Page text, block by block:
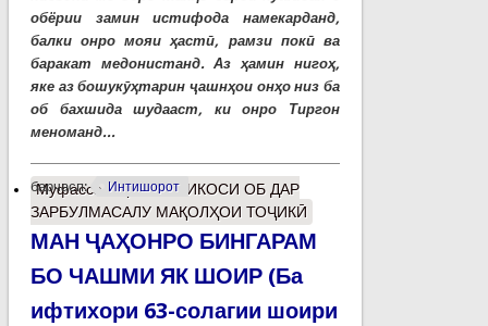
обёрии замин истифода намекарданд,
балки онро мояи ҳастӣ, рамзи покӣ ва
баракат медонистанд. Аз ҳамин нигоҳ,
яке аз бошукӯҳтарин ҷашнҳои онҳо низ ба
об бахшида шудааст, ки онро Тиргон
меноманд...
барчасп: Интишорот
Муфассалтаро ИНЪИКОСИ ОБ ДАР
ЗАРБУЛМАСАЛУ МАҚОЛҲОИ ТОҶИКӢ
МАН ҶАҲОНРО БИНГАРАМ
БО ЧАШМИ ЯК ШОИР (Ба
ифтихори 63-солагии шоири